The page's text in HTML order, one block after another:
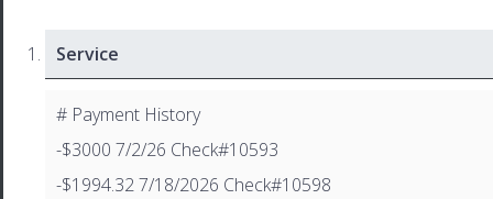
Service
# Payment History
-$3000 7/2/26 Check#10593
-$1994.32 7/18/2026 Check#10598